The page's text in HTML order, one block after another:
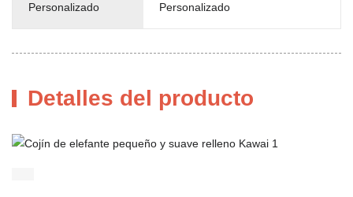
Personalizado Personalizado
Detalles del producto